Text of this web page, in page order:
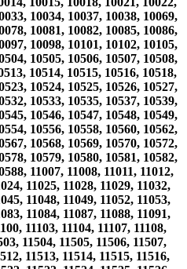
10034, 10037, 10038, 10069,
10081, 10082, 10085, 10086,
10098, 10101, 10102, 10105,
10505, 10506, 10507, 10508,
10514, 10515, 10516, 10518,
10524, 10525, 10526, 10527,
10533, 10535, 10537, 10539,
10546, 10547, 10548, 10549,
10556, 10558, 10560, 10562,
10568, 10569, 10570, 10572,
10579, 10580, 10581, 10582,
11007, 11008, 11011, 11012,
11025, 11028, 11029, 11032,
11048, 11049, 11052, 11053,
11084, 11087, 11088, 11091,
11103, 11104, 11107, 11108,
11504, 11505, 11506, 11507,
11513, 11514, 11515, 11516,